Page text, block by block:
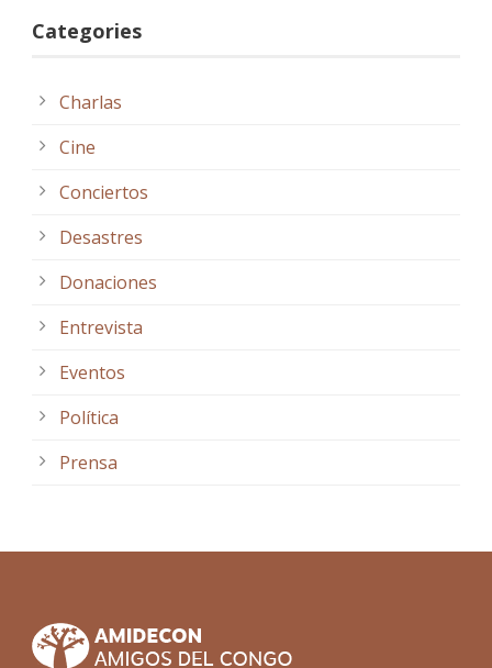
Categories
Charlas
Cine
Conciertos
Desastres
Donaciones
Entrevista
Eventos
Política
Prensa